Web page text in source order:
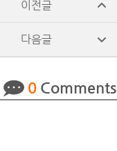
0 Comments